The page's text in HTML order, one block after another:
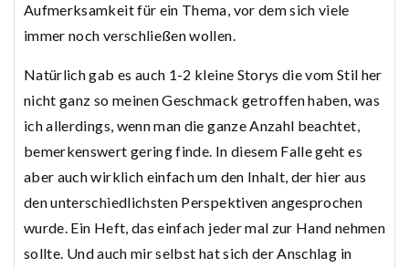
Aufmerksamkeit für ein Thema, vor dem sich viele
immer noch verschließen wollen.
Natürlich gab es auch 1-2 kleine Storys die vom Stil her
nicht ganz so meinen Geschmack getroffen haben, was
ich allerdings, wenn man die ganze Anzahl beachtet,
bemerkenswert gering finde. In diesem Falle geht es
aber auch wirklich einfach um den Inhalt, der hier aus
den unterschiedlichsten Perspektiven angesprochen
wurde. Ein Heft, das einfach jeder mal zur Hand nehmen
sollte. Und auch mir selbst hat sich der Anschlag in